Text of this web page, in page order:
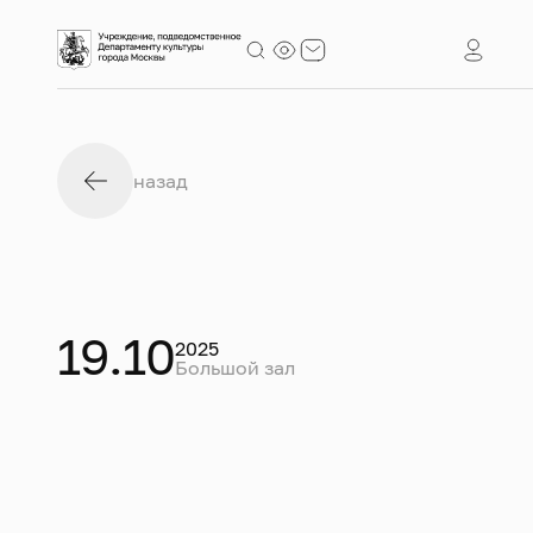
назад
19.102025
Большой зал